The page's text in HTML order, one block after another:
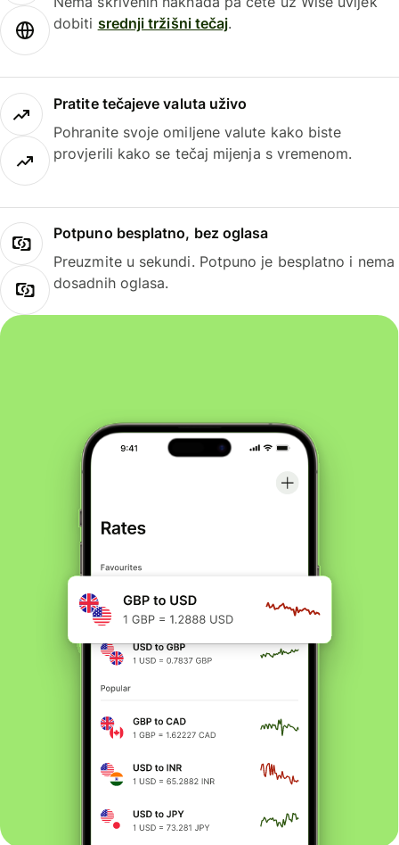
dobiti srednji tržišni tečaj.
Pratite tečajeve valuta uživo
Pohranite svoje omiljene valute kako biste
provjerili kako se tečaj mijenja s vremenom.
Potpuno besplatno, bez oglasa
Preuzmite u sekundi. Potpuno je besplatno i nema
dosadnih oglasa.